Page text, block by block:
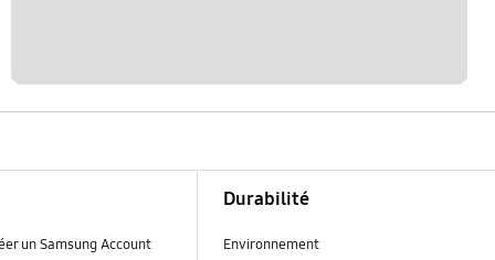
un Samsung Account
Durabilité
Environnement